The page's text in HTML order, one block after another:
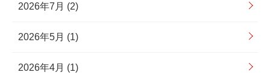
2026年7月 (2)
2026年5月 (1)
2026年4月 (1)